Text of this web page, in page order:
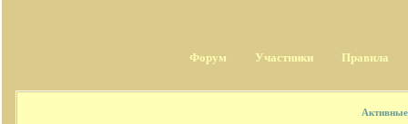
Форум Участники Правила